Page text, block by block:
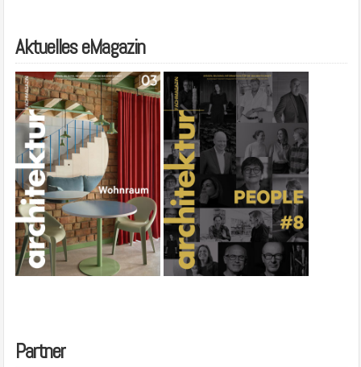
Aktuelles eMagazin
Partner